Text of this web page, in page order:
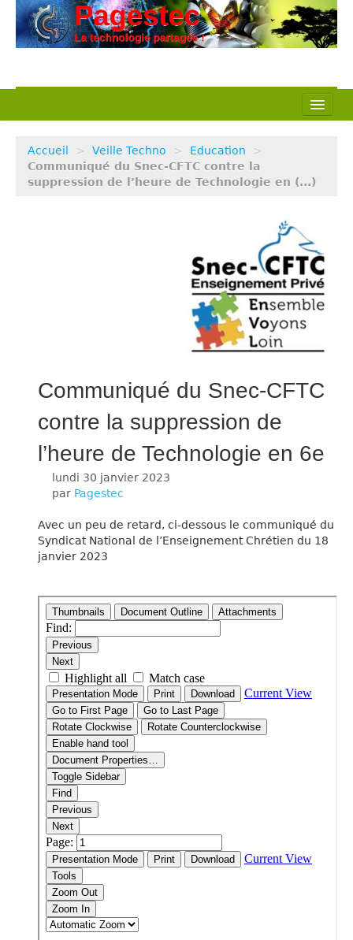
Nos actions
Accueil > Veille Techno > Education
>
Communiqué du Snec-CFTC contre la
suppression de l’heure de Technologie en (...)
Communiqué du Snec-CFTC
contre la suppression de
l’heure de Technologie en 6e
lundi 30 janvier 2023
par Pagestec
Avec un peu de retard, ci-dessous le communiqué du
Syndicat National de l’Enseignement Chrétien du 18
janvier 2023